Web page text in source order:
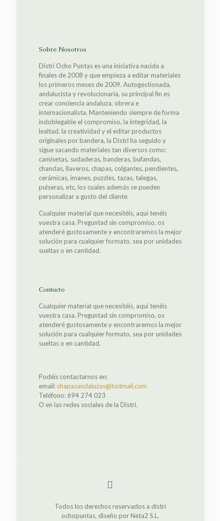
Sobre Nosotros
Distri Ocho Puntas es una iniciativa nacida a
finales de 2008 y que empieza a editar materiales
los primeros meses de 2009. Autogestionada,
andalucista y revolucionaria, su principal fin es
crear conciencia andaluza, obrera e
internacionalista. Manteniendo siempre de forma
indoblegable el compromiso, la integridad, la
lealtad, la creatividad y el editar productos
originales por bandera, la Distri ha seguido y
sigue sacando materiales tan diversos como:
camisetas, sudaderas, banderas, bufandas,
chanclas, llaveros, chapas, colgantes, pendientes,
cerámicas, imanes, puzzles, tazas, talegas,
pulseras, etc, los cuales además se pueden
personalizar a gusto del cliente.
Cualquier material que necesitéis, aquí tenéis
vuestra casa. Preguntad sin compromiso, os
atenderé gustosamente y encontraremos la mejor
solución para cualquier formato, sea por unidades
sueltas o en cantidad.
Contacto
Cualquier material que necesitéis, aquí tenéis
vuestra casa. Preguntad sin compromiso, os
atenderé gustosamente y encontraremos la mejor
solución para cualquier formato, sea por unidades
sueltas o en cantidad.
Podéis contactarnos en:
email:chapasandaluzas@hotmail.com
Teléfono: 694 274 023
O en las redes sociales de la Distri.
Todos los derechos reservados a distri
ochopuntas, diseño por Neta2 S.L.